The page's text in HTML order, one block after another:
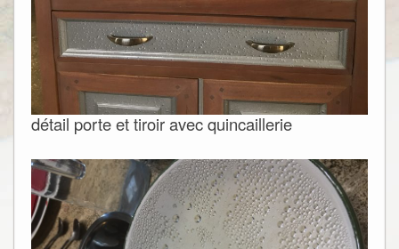
détail porte et tiroir avec quincaillerie